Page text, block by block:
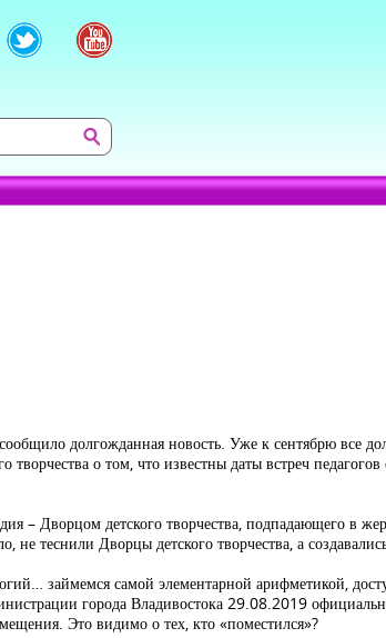
долгожданная новость. Уже к сентябрю все
о том, что известны даты встреч
– Дворцом детского творчества, подпадающего в
не теснили Дворцы детского творчества, а
займемся самой элементарной арифметикой,
города Владивостока 29.08.2019
Это видимо о тех, кто «поместился»?